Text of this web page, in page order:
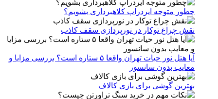
چطور متوجه ایردراپ کلاهبرداری بشویم؟
نقش چراغ توکار در نورپردازی سقف کاذب
آیا هتل نور حیات تهران واقعا ۵ ستاره است؟ بررسی مزایا و
معایب بدون سانسور
بهترین گوشی برای بازی کالاف